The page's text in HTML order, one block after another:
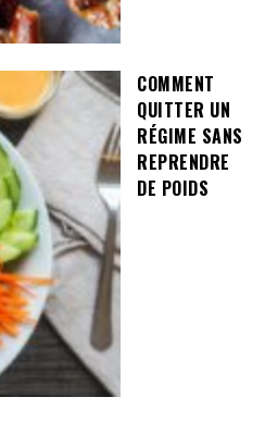
COMMENT
QUITTER UN
RÉGIME SANS
REPRENDRE
DE POIDS